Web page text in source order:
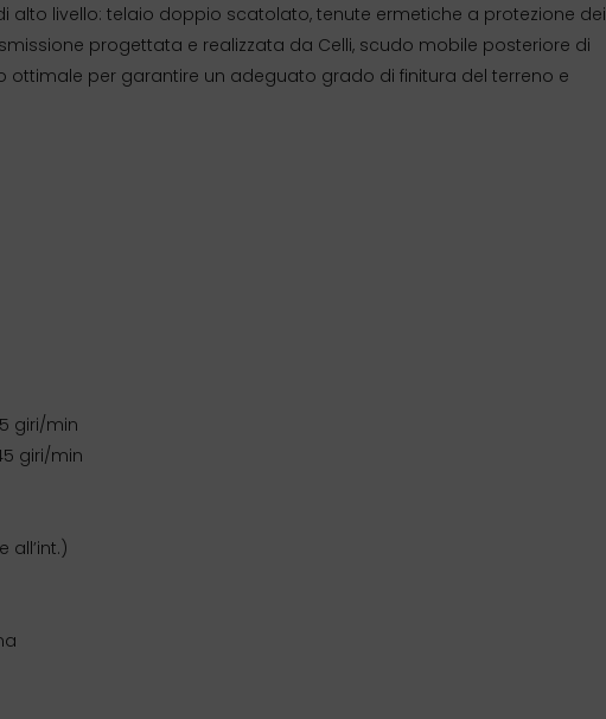
alto livello: telaio doppio scatolato, tenute ermetiche a protezione dei
progettata e realizzata da Celli, scudo mobile posteriore di
per garantire un adeguato grado di finitura del terreno e
giri/min
giri/min
all’int.)